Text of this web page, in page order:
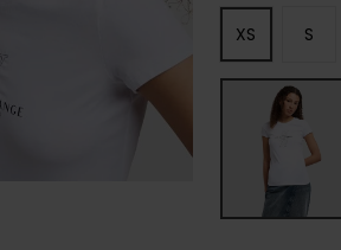
XS S